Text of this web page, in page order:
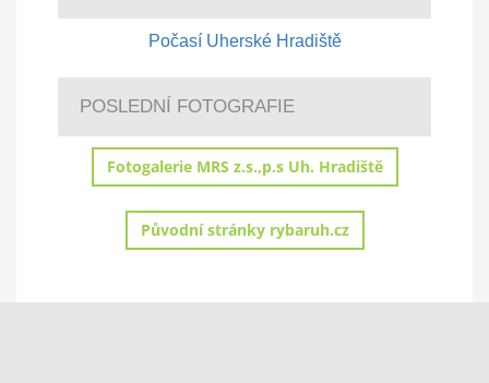
Počasí Uherské Hradiště
POSLEDNÍ FOTOGRAFIE
Fotogalerie MRS z.s.,p.s Uh. Hradiště
Původní stránky rybaruh.cz